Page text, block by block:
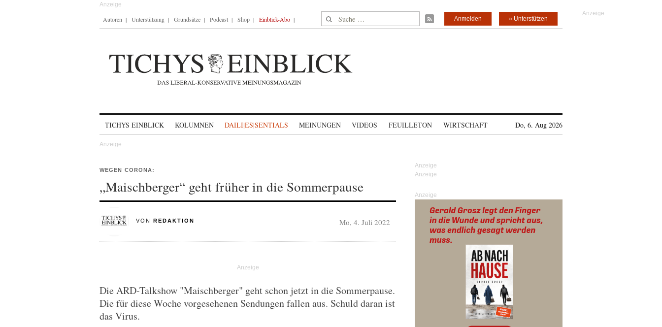
Autoren Unterstützung Grundsätze Podcast Shop Einblick-Abo Suche nach: » Unterstützen
Anmelden
TICHYS EINBLICK KOLUMNEN DAILI|ES|SENTIALS MEINUNGEN VIDEOS FEUILLETON WIRTSCHAFT Do, 6. Aug 2026
WEGEN CORONA:
„Maischberger“ geht früher in die Sommerpause
VON REDAKTION Mo, 4. Juli 2022
Die ARD-Talkshow "Maischberger" geht schon jetzt in die Sommerpause.
Die für diese Woche vorgesehenen Sendungen fallen aus. Schuld daran ist
das Virus.
Anzeige